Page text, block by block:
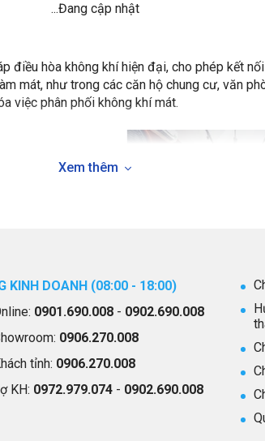
...Đang cập nhật
điều hòa không khí hiện đại, cho phép kết
mát, như trong các căn hộ chung cư, văn
việc phân phối không khí mát.
Xem thêm
KINH DOANH (08:00 - 18:00)
0901.690.008 - 0902.690.008
0906.270.008
tỉnh: 0906.270.008
KH: 0972.979.074 - 0902.690.008